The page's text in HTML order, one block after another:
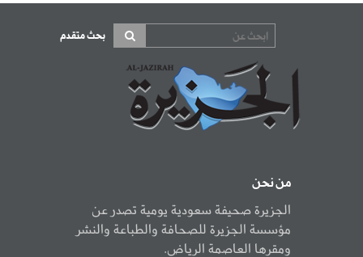
بحث متقدم
من نحن
الجزيرة صحيفة سعودية يومية تصدر عن
مؤسسة الجزيرة للصحافة والطباعة والنشر
ومقرها العاصمة الرياض.